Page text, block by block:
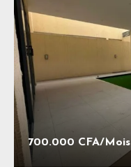
700.000 CFA/Mois